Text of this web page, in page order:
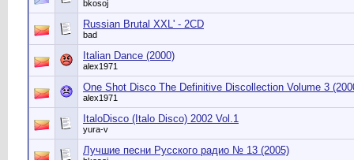
bkosoj
Russian Brutal XXL' - 2CD
bad
Italian Dance (2000)
alex1971
One Shot Disco The Definitive Discollection Volume 3
alex1971
ItaloDisco (Italo Disco) 2002 Vol.1
yura-v
Лучшие песни Русского радио № 13 (2005)